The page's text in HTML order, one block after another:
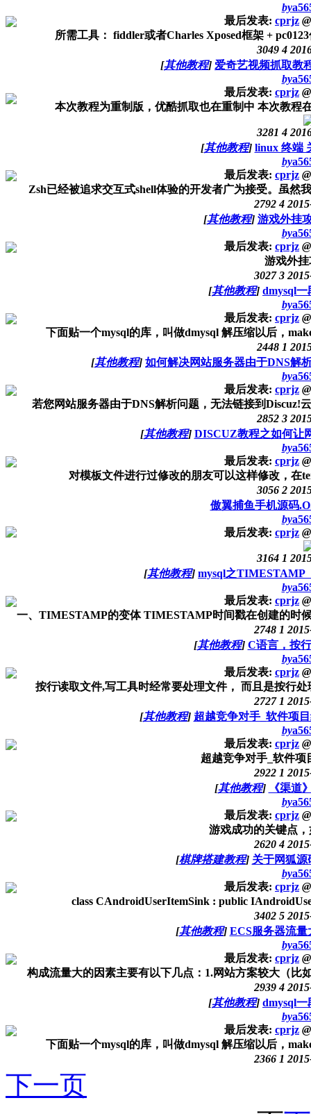
by
最后发表: cprjz @
所需工具： fiddler或者Charles Xposed框架 +
3049 4
[其他教程] 爱奇艺视频抓取教
by
最后发表: cprjz @
本次教程为重制版，优酷抓取也在重制中 本次教程
3281 4
[其他教程] linux 终端
by
最后发表: cprjz @
Zsh已经被追求交互式shell体验的开发者广为接受。虽然
2792 4
[其他教程] 游戏外挂
by
最后发表: cprjz @
游戏外
3027 3
[其他教程] dmysql一
by
最后发表: cprjz @
下面贴一个mysql的库，叫做dmysql 解压缩以后，
2448 1
[其他教程] 如何解决网站服务器由于DNS解
by
最后发表: cprjz @
若您网站服务器由于DNS解析问题，无法链接到
2852 3
[其他教程] DISCUZ教程之如何让
by
最后发表: cprjz @
对模板文件进行过修改的朋友可以这样修改，在
3056 2
傲翼捕鱼手机源码
by
最后发表: cprjz @
3164 1
[其他教程] mysql之TIMESTAMP
by
最后发表: cprjz @
一、TIMESTAMP的变体 TIMESTAMP时间戳在创建的时
2748 1
[其他教程] C语言，按
by
最后发表: cprjz @
按行读取文件,写工具时经常要处理文件， 而且是按行
2727 1
[其他教程] 超越竞争对手_软件项
by
最后发表: cprjz @
超越竞争对手_软件项
2922 1
[其他教程]
《渠道
by
最后发表: cprjz @
游戏成功的关键点
2620 4
[棋牌搭建教程] 关于网狐源
by
最后发表: cprjz @
class CAndroidUserItemSink : public
3402 5
[其他教程] ECS服务器流量
by
最后发表: cprjz @
构成流量大的因素主要有以下几点：1.网站方案较大（比
2939 4
[其他教程] dmysql一
by
最后发表: cprjz @
下面贴一个mysql的库，叫做dmysql 解压缩以后，
2366 1
下一页